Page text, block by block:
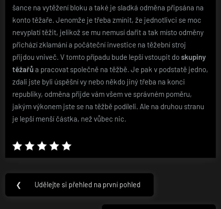
šance na vytěžení bloku a také je sladká odměna připsána na
konto těžaře. Jenomže je třeba zmínit, že jednotlivci se moc
nevyplatí těžit, jelikož se mu nemusí dařit a tak místo odměny
přichází zklamání a počáteční investice na těžební stroj
přijdou vniveč. V tomto případu bude lepší vstoupit doskupiny
těžařůa pracovat společně na těžbě. Je pak v podstatě jedno,
zdali jste byli úspěšní vy nebo někdo jiný třeba na konci
republiky, odměna přijde vám všem ve správném poměru,
jakým výkonem jste se na těžbě podíleli. Ale na druhou stranu
je lepší menší částka, než vůbec nic.
Navigace
pro
❮
Previous
Udělejte si přehled na první pohled